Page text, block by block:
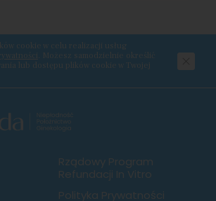
cookie w celu realizacji usług
. Możesz samodzielnie określić
lub dostępu plików cookie w Twojej
Rządowy Program
Refundacji In Vitro
Polityka Prywatności